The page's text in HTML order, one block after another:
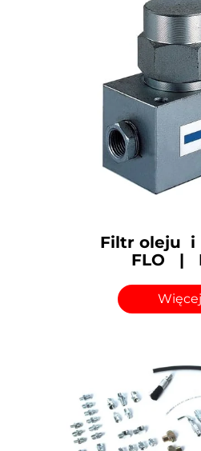
Filtr oleju i
FLO |
Więcej